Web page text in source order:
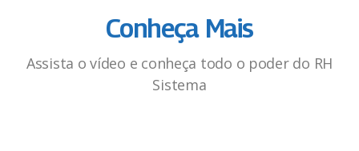
Conheça Mais
Assista o vídeo e conheça todo o poder do RH
Sistema